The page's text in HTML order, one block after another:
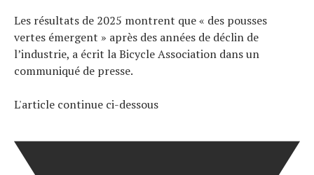
Les résultats de 2025 montrent que « des pousses
vertes émergent » après des années de déclin de
l’industrie, a écrit la Bicycle Association dans un
communiqué de presse.
L'article continue ci-dessous